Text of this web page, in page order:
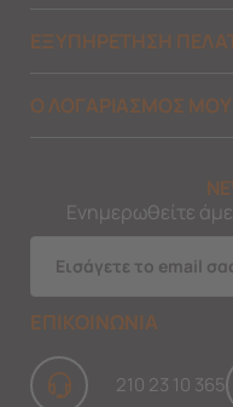
ΕΞΥΠΗΡΕΤΗΣΗ
Ο ΛΟΓΑΡΙΑΣΜΟΣ ΜΟΥ
Ενημερωθείτε
ΕΠΙΚΟΙΝΩΝΙΑ
210 23 10 365